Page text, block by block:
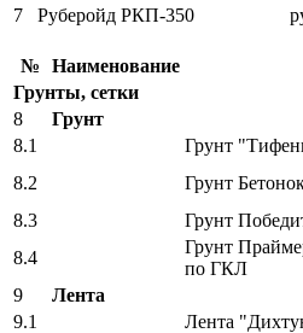
7
Руберойд РКП-350
№ Наименование
Грунты, сетки
8
Грунт
8.1
Грунт
8.2
Грунт
8.3
Грунт
8.4
Грунт
по ГКЛ
9
Лента
9.1
Лента